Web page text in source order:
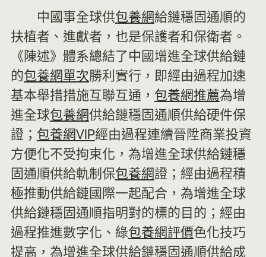
中國事全球供包養網給鏈穩固通順的
扶植者、進獻者，也是保護者和保衛者。
《陳述》體系總結了中國增進全球供給鏈
的包養網單次勝利實行，即經由過程加速
基本舉措措施互聯互通， 包養網推薦為增
進全球包養網供給鏈穩固通順供給硬件保
證； 包養網VIP經由過程連續晉陞商業投資
方便化不受拘束化，為增進全球供給鏈穩
固通順供給軌制保包養網證；經由過程積
極推動供給鏈國際一起配合，為增進全球
供給鏈穩固通順指明對的標的目的；經由
過程推進數字化、綠包養網評價色化技巧
提高，為增進全球供給鏈穩固通順供給成